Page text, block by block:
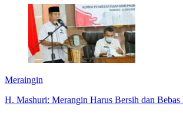
Meraingin
H. Mashuri: Merangin Harus Bersih dan